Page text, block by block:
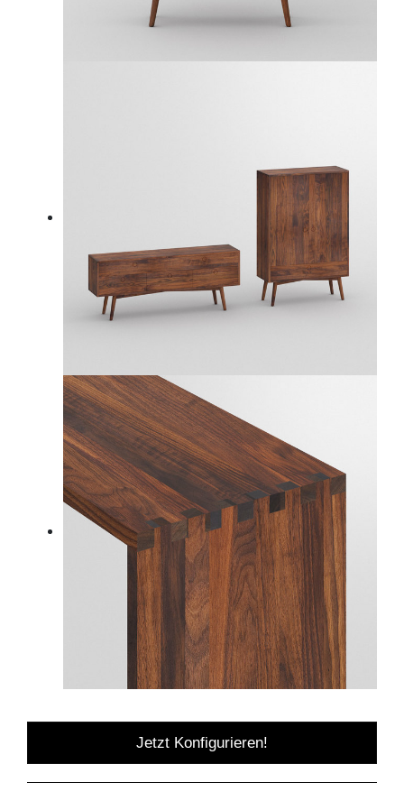
Jetzt Konfigurieren!